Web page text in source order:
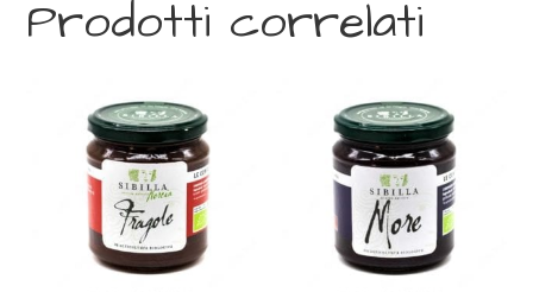
Prodotti correlati